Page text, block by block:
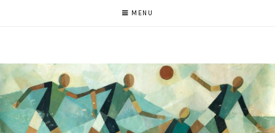
MENU